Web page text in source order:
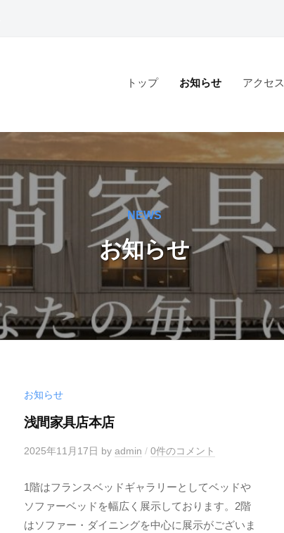
トップ お知らせ アクセス
NEWS
お知らせ
お知らせ
浅間家具店本店
2025年11月17日 by admin / 0件のコメント
1階はフランスベッドギャラリーとしてベッドや
ソファーベッドを幅広く展示しております。2階
はソファー・ダイニングを中心に展示がございま